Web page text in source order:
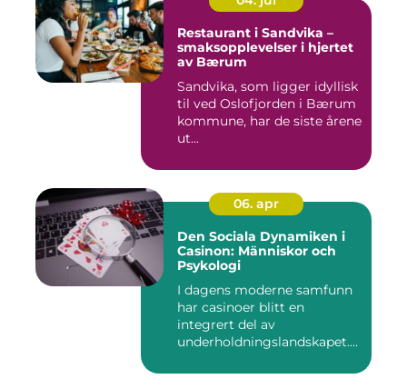
Restaurant i Sandvika –
smaksopplevelser i hjertet
av Bærum
Sandvika, som ligger idyllisk
til ved Oslofjorden i Bærum
kommune, har de siste årene
ut...
06. apr
Den Sociala Dynamiken i
Casinon: Människor och
Psykologi
I dagens moderne samfunn
har casinoer blitt en
integrert del av
underholdningslandskapet.